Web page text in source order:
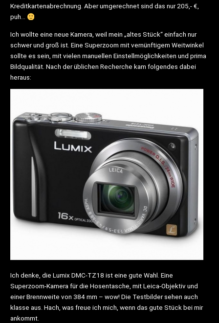
Kreditkartenabrechnung. Aber umgerechnet sind das nur 205,- €,
puh…
Ich wollte eine neue Kamera, weil mein „altes Stück“ einfach nur
schwer und groß ist. Eine Superzoom mit vernünftigem Weitwinkel
sollte es sein, mit vielen manuellen Einstellmöglichkeiten und prima
Bildqualität. Nach der üblichen Recherche kam folgendes dabei
heraus:
Ich denke, die Lumix DMC-TZ18 ist eine gute Wahl. Eine
Superzoom-Kamera für die Hosentasche, mit Leica-Objektiv und
einer Brennweite von 384 mm – wow! Die Testbilder sehen auch
klasse aus. Hach, was freue ich mich, wenn das gute Stück bei mir
ankommt.